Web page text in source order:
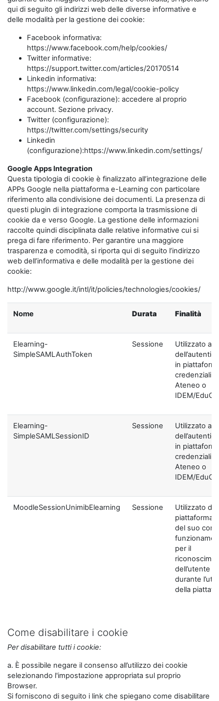
qui di seguito gli indirizzi web delle diverse informative e
delle modalità per la gestione dei cookie:
Facebook informativa:
https://www.facebook.com/help/cookies/
Twitter informative:
https://support.twitter.com/articles/20170514
Linkedin informativa:
https://www.linkedin.com/legal/cookie-policy
Facebook (configurazione): accedere al proprio
account. Sezione privacy.
Twitter (configurazione):
https://twitter.com/settings/security
Linkedin
(configurazione):https://www.linkedin.com/settings/
Google Apps Integration
Questa tipologia di cookie è finalizzato all’integrazione delle
APPs Google nella piattaforma e-Learning con particolare
riferimento alla condivisione dei documenti. La presenza di
questi plugin di integrazione comporta la trasmissione di
cookie da e verso Google. La gestione delle informazioni
raccolte quindi disciplinata dalle relative informative cui si
prega di fare riferimento. Per garantire una maggiore
trasparenza e comodità, si riporta qui di seguito l’indirizzo
web dell’informativa e delle modalità per la gestione dei
cookie:
http://www.google.it/intl/it/policies/technologies/cookies/
Nome Durata Finalità
Elearning-
SimpleSAMLAuthToken
Sessione
Utilizzato ai
in
credenziali di
Ateneo o
IDEM/
Elearning-
SimpleSAMLSessionID
Sessione
Utilizzato ai
in
credenziali di
Ateneo o
IDEM/
MoodleSessionUnimibElearning Sessione
Utilizzato
piattaforma
del suo
per il
dell’utente
durante
della
Come disabilitare i cookie
Per disabilitare tutti i cookie:
a. È possibile negare il consenso all’utilizzo dei cookie
selezionando l'impostazione appropriata sul proprio
Browser.
Si forniscono di seguito i link che spiegano come disabilitare